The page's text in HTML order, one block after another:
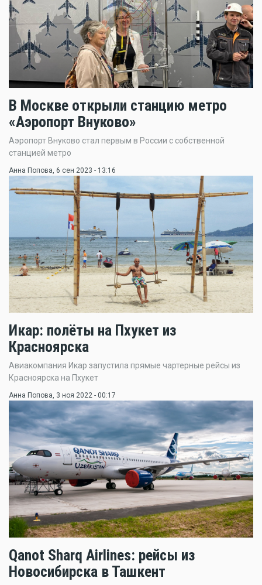
В Москве открыли станцию метро
«Аэропорт Внуково»
Аэропорт Внуково стал первым в России с собственной
станцией метро
Анна Попова , 6 сен 2023 - 13:16
Икар: полёты на Пхукет из
Красноярска
Авиакомпания Икар запустила прямые чартерные рейсы из
Красноярска на Пхукет
Анна Попова , 3 ноя 2022 - 00:17
Qanot Sharq Airlines: рейсы из
Новосибирска в Ташкент